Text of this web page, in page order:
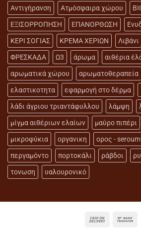
Αντιγήρανση Ατμόσφαιρα χώρου
ΕΞΙΣΟΡΡΟΠΗΣΗ ΕΠΑΝΟΡΘΩΣΗ
ΚΕΡΙ ΣΟΓΙΑΣ ΚΡΕΜΑ ΧΕΡΙΩΝ Λιβάνι
ΦΡΕΣΚΑΔΑ Ω3 άρωμα αιθέρια
αρωματικά χώρου αρωματοθεραπεία
ελαστικοτητα εφαρμογή στο δέρμα
λάδι άγριου τριαντάφυλλου λάμψη
μίγμα αιθέριων ελαίων μαύρο πιπέρι
μικροφύκια οργανικη ορος - seroum
περγαμόντο πορτοκάλι ράβδοι
τονωση υαλουρονικό